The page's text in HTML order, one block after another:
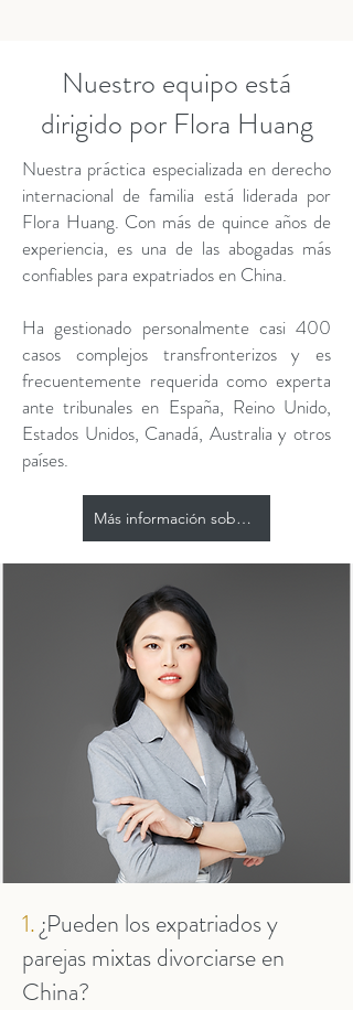
Nuestro equipo está
dirigido por Flora Huang
Nuestra práctica especializada en derecho
internacional de familia está liderada por
Flora Huang. Con más de quince años de
experiencia, es una de las abogadas más
confiables para expatriados en China.
Ha gestionado personalmente casi 400
casos complejos transfronterizos y es
frecuentemente requerida como experta
ante tribunales en España, Reino Unido,
Estados Unidos, Canadá, Australia y otros
países.
Más información sobre Flora Huang
1.¿Pueden los expatriados y
parejas mixtas divorciarse en
China?